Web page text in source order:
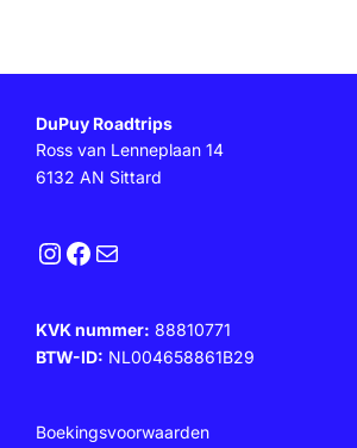
DuPuy Roadtrips
Ross van Lenneplaan 14
6132 AN Sittard
Instagram
Facebook
E-mail
KVK nummer: 88810771
BTW-ID: NL004658861B29
Boekingsvoorwaarden